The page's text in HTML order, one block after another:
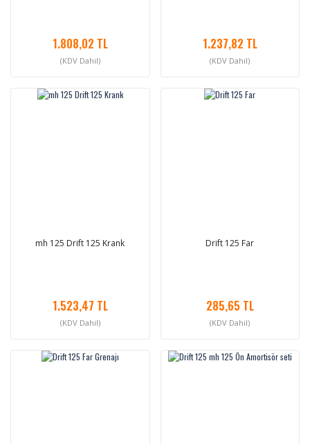
1.808,02 TL
(KDV Dahil)
1.237,82 TL
(KDV Dahil)
mh 125 Drift 125 Krank
1.523,47 TL
(KDV Dahil)
Drift 125 Far
285,65 TL
(KDV Dahil)